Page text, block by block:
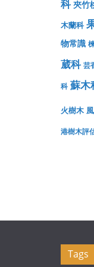
科 夾竹
木蘭科
物常識
葳科 芸
科 蘇木
火樹木
港樹木評
Tags